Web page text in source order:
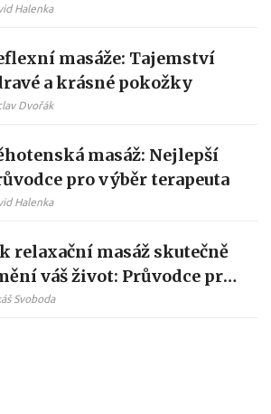
Halenka
masáže: Tajemství
a krásné pokožky
Dvořák
masáž: Nejlepší
pro výběr terapeuta
Halenka
relaxační masáž skutečně
váš život: Průvodce pro
odpočinek
Svoboda